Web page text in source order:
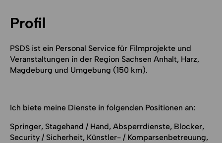
Profil
PSDS ist ein Personal Service für Filmprojekte und
Veranstaltungen in der Region Sachsen Anhalt, Harz,
Magdeburg und Umgebung (150 km).
Ich biete meine Dienste in folgenden Positionen an:
Springer, Stagehand / Hand, Absperrdienste, Blocker,
Security / Sicherheit, Künstler- / Komparsenbetreuung,